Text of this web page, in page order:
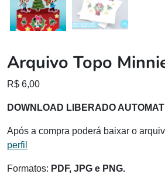
Arquivo Topo
R$ 6,00
DOWNLOAD LIBERADO
Após a compra poderá baixar o
perfil
Formatos: PDF, JPG e PNG.